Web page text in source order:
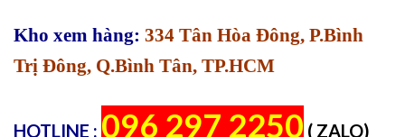
Kho xem hàng: 334 Tân Hòa Đông, P.Bình
Trị Đông, Q.Bình Tân, TP.HCM
HOTLINE : 096 297 2250 ( ZALO)